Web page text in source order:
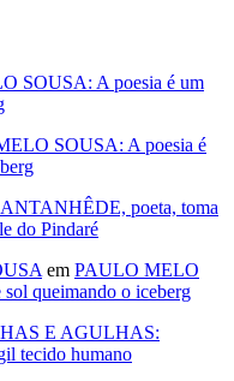
SOUSA: A poesia é um
SOUSA: A poesia é
poeta, toma
do Pindaré
em PAULO MELO
queimando o iceberg
E AGULHAS:
tecido humano